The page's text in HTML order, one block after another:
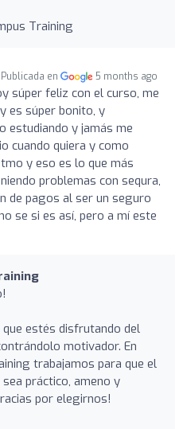
Training
Publicada en 5 months ago
súper feliz con el curso, me
es súper bonito, y
estudiando y jamás me
cuando quiera y como
y eso es lo que más
problemas con sequra,
de pagos al ser un seguro
se si es así, pero a mí este
estés disfrutando del
motivador. En
trabajamos para que el
sea práctico, ameno y
por elegirnos!